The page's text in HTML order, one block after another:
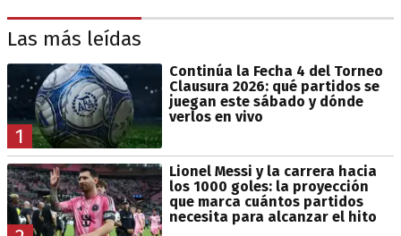
Las más leídas
1
Continúa la Fecha 4 del Torneo
Clausura 2026: qué partidos se
juegan este sábado y dónde
verlos en vivo
Lionel Messi y la carrera hacia
los 1000 goles: la proyección
que marca cuántos partidos
necesita para alcanzar el hito